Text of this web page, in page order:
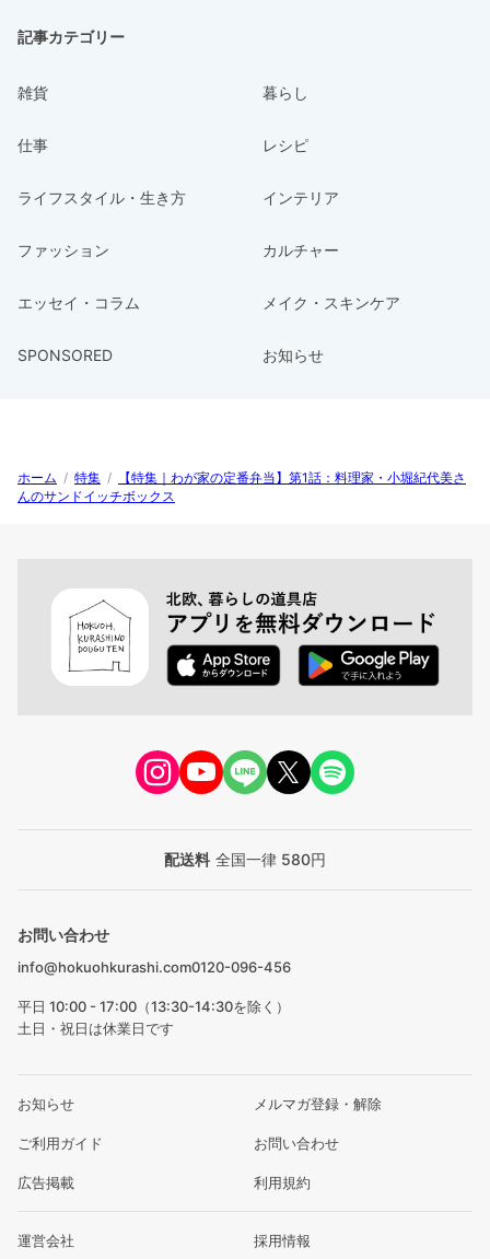
記事カテゴリー
雑貨 暮らし
仕事 レシピ
ライフスタイル・生き方 インテリア
ファッション カルチャー
エッセイ・コラム メイク・スキンケア
SPONSORED お知らせ
ホーム / 特集 /
【特集｜わが家の定番弁当】第1話：料理家・小堀紀代美さ
んのサンドイッチボックス
配送料 全国一律 580円
お問い合わせ
info@hokuohkurashi.com0120-096-456
平日 10:00 - 17:00（13:30-14:30を除く）
土日・祝日は休業日です
お知らせ メルマガ登録・解除
ご利用ガイド お問い合わせ
広告掲載 利用規約
運営会社 採用情報